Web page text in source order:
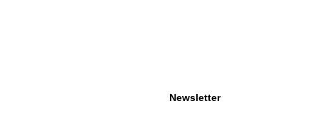
Newsletter